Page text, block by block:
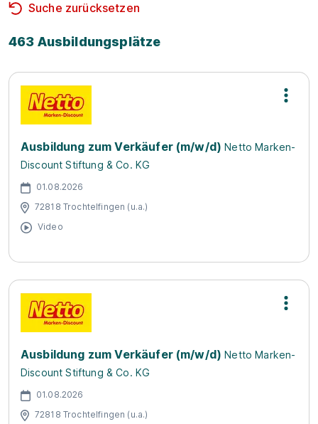
Suche zurücksetzen
463 Ausbildungsplätze
Ausbildung zum Verkäufer (m/w/d) Netto Marken-
Discount Stiftung & Co. KG
01.08.2026
72818 Trochtelfingen (u.a.)
Video
Ausbildung zum Verkäufer (m/w/d) Netto Marken-
Discount Stiftung & Co. KG
01.08.2026
72818 Trochtelfingen (u.a.)